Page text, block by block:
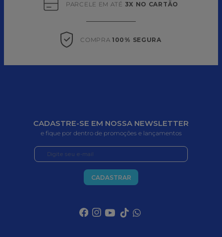
PARCELE EM ATÉ 3X NO CARTÃO
COMPRA 100% SEGURA
CADASTRE-SE EM NOSSA NEWSLETTER
e fique por dentro de promoções e lançamentos
CADASTRAR